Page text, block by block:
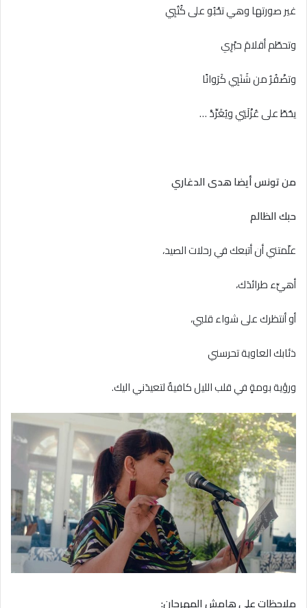
غير صورتها وهي تحْبُو على كُتُبِي
وتحطّم أقلامَ حبْرِي
وتضْفُرُ من شَنَبِي كَرَوانًا
يحُطّ على عُزْلَتِي ويُغَرِّدْ …
من تونس أيضا هدى الدغاري
حبك الظالم
علّمتني أن أتبعك في رحلات الصيد،
أهيِّء طرائدَك،
أو أنتظرك على شواء قلبي،
ذئابك العاوية تحرسني
ورؤية بومةٍ في قلب الليل كافيةٌ لتعيدَني اليك.
ملاحظات على هامش المهرجان: